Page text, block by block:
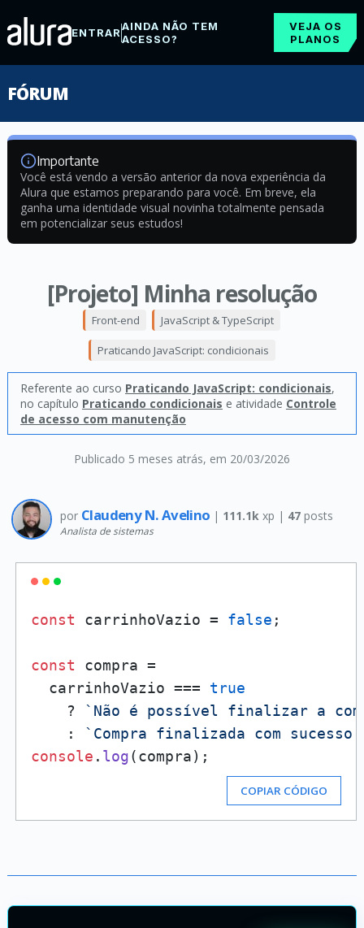
ENTRARAINDA NÃO TEM
ACESSO?
VEJA OS
PLANOS
FÓRUM
Importante
Você está vendo a versão anterior da nova experiência da
Alura que estamos preparando para você. Em breve, ela
ganha uma identidade visual novinha totalmente pensada
em potencializar seus estudos!
[Projeto] Minha resolução
Publicado 5 meses atrás, em 20/03/2026
Front-end JavaScript & TypeScript
Praticando JavaScript: condicionais
Referente ao curso Praticando JavaScript: condicionais,
no capítulo Praticando condicionais e atividade Controle
de acesso com manutenção
por Claudeny N. Avelino | 111.1k xp | 47posts
Analista de sistemas
const carrinhoVazio = false ;
const compra =
  carrinhoVazio ===
true
    ?
`Não é possível finalizar a
    :
`Compra finalizada com
console . log
COPIAR CÓDIGO